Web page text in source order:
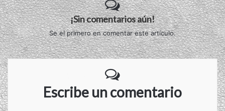
¡Sin comentarios aún!
Se el primero en comentar este artículo.
Escribe un comentario